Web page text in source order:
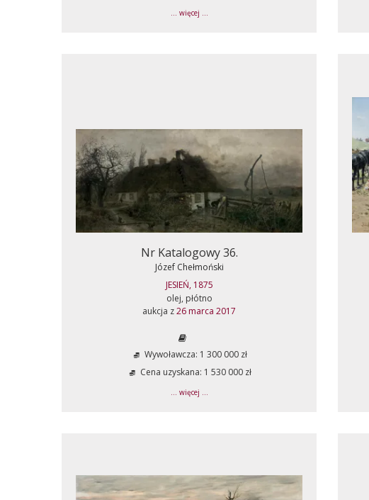
... więcej ...
Nr Katalogowy 36.
Józef Chełmoński
JESIEŃ, 1875
olej, płótno
aukcja z26 marca 2017
Wywoławcza: 1 300 000 zł
Cena uzyskana: 1 530 000 zł
... więcej ...